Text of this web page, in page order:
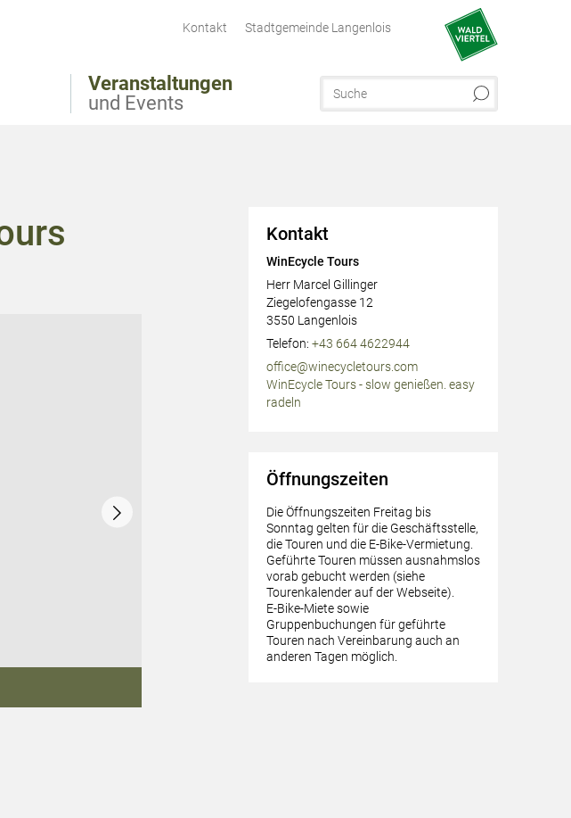
Veranstaltungen
und Events
Kontakt Stadtgemeinde Langenlois
Kontakt
WinEcycle Tours
Herr Marcel Gillinger
Ziegelofengasse 12
3550 Langenlois
AT
Telefon: +43 664 4622944
office@winecycletours.com
WinEcycle Tours - slow genießen. easy
radeln
Öffnungszeiten
Die Öffnungszeiten Freitag bis
Sonntag gelten für die Geschäftsstelle,
die Touren und die E-Bike-Vermietung.
Geführte Touren müssen ausnahmslos
vorab gebucht werden (siehe
Tourenkalender auf der Webseite).
E-Bike-Miete sowie
Gruppenbuchungen für geführte
Touren nach Vereinbarung auch an
anderen Tagen möglich.